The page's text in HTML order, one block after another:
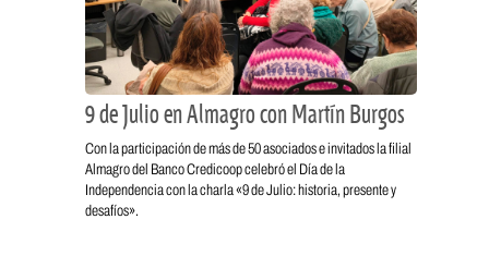
9 de Julio en Almagro con Martín Burgos
Con la participación de más de 50 asociados e invitados la filial
Almagro del Banco Credicoop celebró el Día de la
Independencia con la charla «9 de Julio: historia, presente y
desafíos».